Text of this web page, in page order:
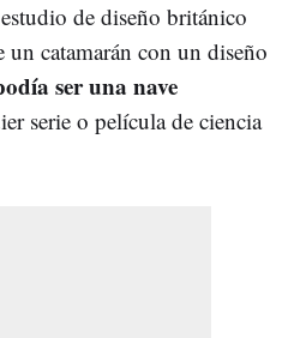
de diseño británico
catamarán con un diseño
ser una nave
serie o película de ciencia